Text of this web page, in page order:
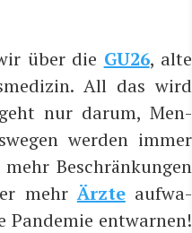
über die GU26, alte
All das wird
nur dar­um, Men­
wer­den immer
Beschrän­kun­gen
mehrÄrz­teauf­wa­
Pan­de­mie ent­war­nen!